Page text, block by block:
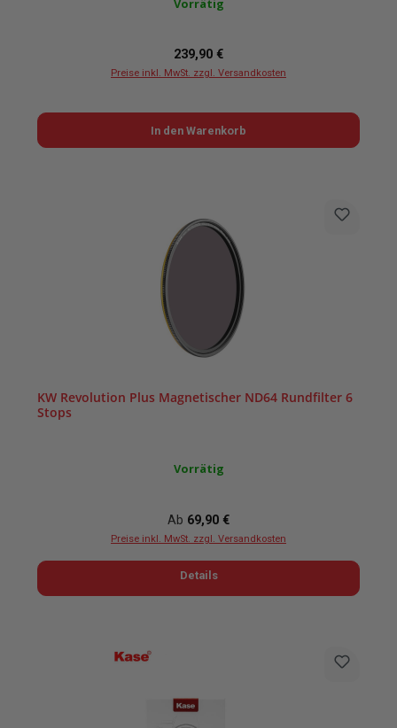
Vorrätig
Regulärer Preis:
239,90 €
Preise inkl. MwSt. zzgl. Versandkosten
In den Warenkorb
KW Revolution Plus Magnetischer ND64 Rundfilter 6
Stops
Vorrätig
Regulärer Preis:
Ab 69,90 €
Preise inkl. MwSt. zzgl. Versandkosten
Details